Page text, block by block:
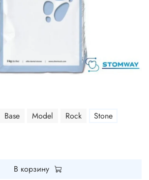
Base Model Rock Stone
В корзину